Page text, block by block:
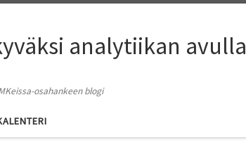
analytiikan avulla
osahankeen blogi